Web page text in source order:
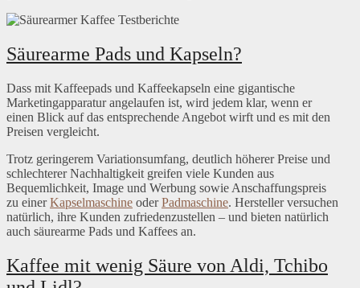
Säurearme Pads und Kapseln?
Dass mit Kaffeepads und Kaffeekapseln eine gigantische
Marketingapparatur angelaufen ist, wird jedem klar, wenn er
einen Blick auf das entsprechende Angebot wirft und es mit den
Preisen vergleicht.
Trotz geringerem Variationsumfang, deutlich höherer Preise und
schlechterer Nachhaltigkeit greifen viele Kunden aus
Bequemlichkeit, Image und Werbung sowie Anschaffungspreis
zu einerKapselmaschine oderPadmaschine. Hersteller versuchen
natürlich, ihre Kunden zufriedenzustellen – und bieten natürlich
auch säurearme Pads und Kaffees an.
Kaffee mit wenig Säure von Aldi, Tchibo